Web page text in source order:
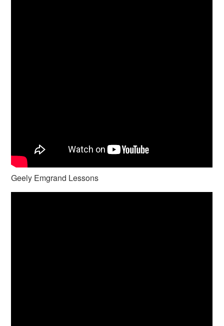
Geely Emgrand Lessons